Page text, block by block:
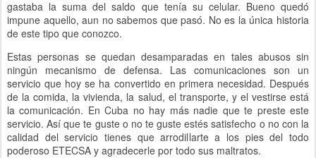
gastaba la suma del saldo que tenía su celular. Bueno quedó
impune aquello, aun no sabemos que pasó. No es la única historia
de este tipo que conozco.
Estas personas se quedan desamparadas en tales abusos sin
ningún mecanismo de defensa. Las comunicaciones son un
servicio que hoy se ha convertido en primera necesidad. Después
de la comida, la vivienda, la salud, el transporte, y el vestirse está
la comunicación. En Cuba no hay más nadie que te preste este
servicio. Así que te guste o no te guste estés satisfecho o no con la
calidad del servicio tienes que arrodillarte a los pies del todo
poderoso ETECSA y agradecerle por todo sus maltratos.